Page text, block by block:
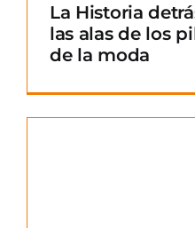
La Historia
las alas de los
de la moda